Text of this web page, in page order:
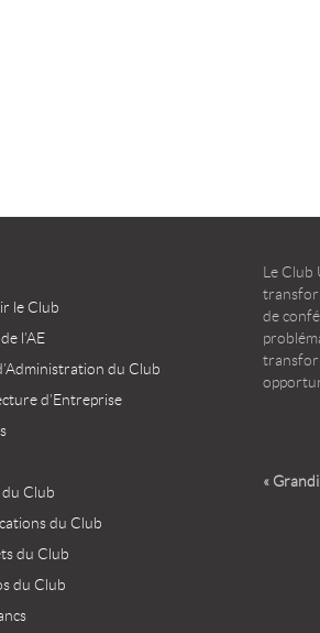
le Club
l’AE
du Club
d’Entreprise
du Club
du Club
du Club
du Club
Le Club
de
«